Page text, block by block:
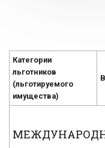
Категории
льготников
(льготируемого
имущества)